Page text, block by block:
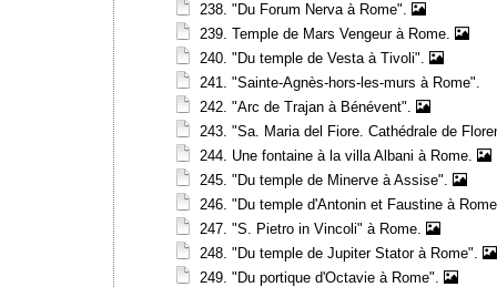
238. "Du Forum Nerva à Rome".
239. Temple de Mars Vengeur à Rome.
240. "Du temple de Vesta à Tivoli".
241. "Sainte-Agnès-hors-les-murs à Rome".
242. "Arc de Trajan à Bénévent".
243. "Sa. Maria del Fiore. Cathédrale de
244. Une fontaine à la villa Albani à Rome.
245. "Du temple de Minerve à Assise".
246. "Du temple d'Antonin et Faustine à
247. "S. Pietro in Vincoli" à Rome.
248. "Du temple de Jupiter Stator à Rome".
249. "Du portique d'Octavie à Rome".